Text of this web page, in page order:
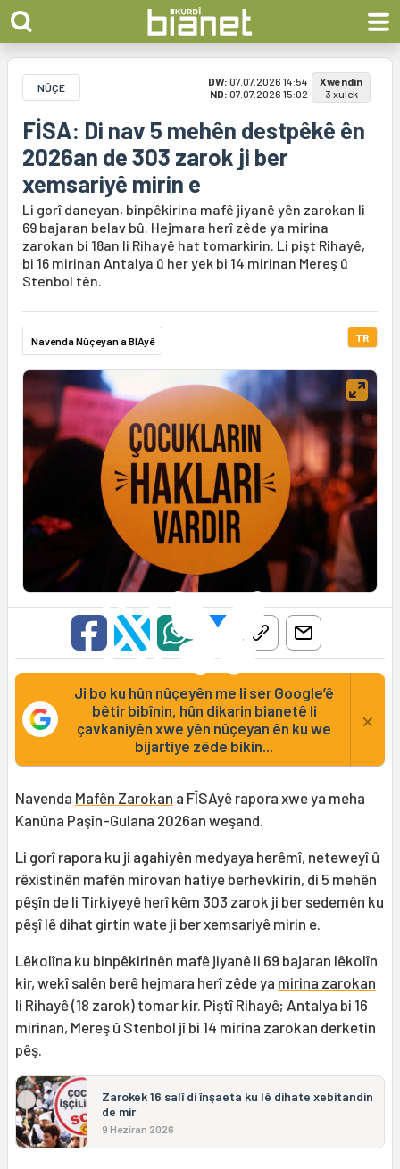
NÛÇE DW: 07.07.2026 14:54
ND: 07.07.2026 15:02
Xwendin
3 xulek
FİSA: Di nav 5 mehên destpêkê ên
2026an de 303 zarok ji ber
xemsariyê mirin e
Li gorî daneyan, binpêkirina mafê jiyanê yên zarokan li
69 bajaran belav bû. Hejmara herî zêde ya mirina
zarokan bi 18an li Rihayê hat tomarkirin. Li pişt Rihayê,
bi 16 mirinan Antalya û her yek bi 14 mirinan Mereş û
Stenbol tên.
Navenda Nûçeyan a BIAyê TR
Ji bo ku hûn nûçeyên me li ser Google’ê
bêtir bibînin, hûn dikarin bianetê li
çavkaniyên xwe yên nûçeyan ên ku we
bijartiye zêde bikin...
×
Navenda Mafên Zarokan a FÎSAyê rapora xwe ya meha
Kanûna Paşîn-Gulana 2026an weşand.
Li gorî rapora ku ji agahiyên medyaya herêmî, neteweyî û
rêxistinên mafên mirovan hatiye berhevkirin, di 5 mehên
pêşîn de li Tirkiyeyê herî kêm 303 zarok ji ber sedemên ku
pêşî lê dihat girtin wate ji ber xemsariyê mirin e.
Lêkolîna ku binpêkirinên mafê jiyanê li 69 bajaran lêkolîn
kir, wekî salên berê hejmara herî zêde ya mirina zarokan
li Rihayê (18 zarok) tomar kir. Piştî Rihayê; Antalya bi 16
mirinan, Mereş û Stenbol jî bi 14 mirina zarokan derketin
pêş.
Zarokek 16 salî di înşaeta ku lê dihate xebitandin
de mir
9 Hezîran 2026